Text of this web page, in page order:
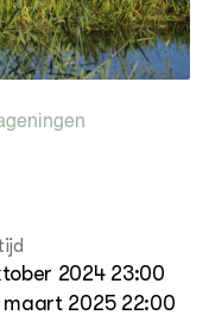
2024 23:00
maart 2025 22:00